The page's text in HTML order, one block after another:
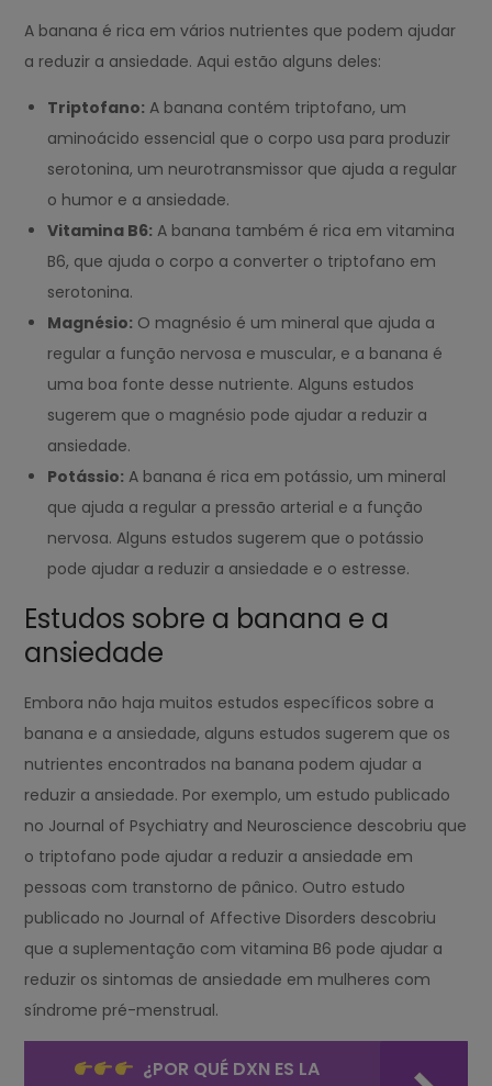
A banana é rica em vários nutrientes que podem ajudar
a reduzir a ansiedade. Aqui estão alguns deles:
Triptofano: A banana contém triptofano, um
aminoácido essencial que o corpo usa para produzir
serotonina, um neurotransmissor que ajuda a regular
o humor e a ansiedade.
Vitamina B6: A banana também é rica em vitamina
B6, que ajuda o corpo a converter o triptofano em
serotonina.
Magnésio: O magnésio é um mineral que ajuda a
regular a função nervosa e muscular, e a banana é
uma boa fonte desse nutriente. Alguns estudos
sugerem que o magnésio pode ajudar a reduzir a
ansiedade.
Potássio: A banana é rica em potássio, um mineral
que ajuda a regular a pressão arterial e a função
nervosa. Alguns estudos sugerem que o potássio
pode ajudar a reduzir a ansiedade e o estresse.
Estudos sobre a banana e a
ansiedade
Embora não haja muitos estudos específicos sobre a
banana e a ansiedade, alguns estudos sugerem que os
nutrientes encontrados na banana podem ajudar a
reduzir a ansiedade. Por exemplo, um estudo publicado
no Journal of Psychiatry and Neuroscience descobriu que
o triptofano pode ajudar a reduzir a ansiedade em
pessoas com transtorno de pânico. Outro estudo
publicado no Journal of Affective Disorders descobriu
que a suplementação com vitamina B6 pode ajudar a
reduzir os sintomas de ansiedade em mulheres com
síndrome pré-menstrual.
¿POR QUÉ DXN ES LA